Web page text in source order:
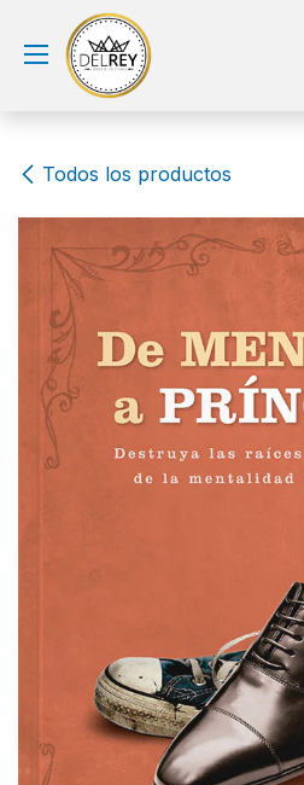
Ir al contenido
Todos los productos